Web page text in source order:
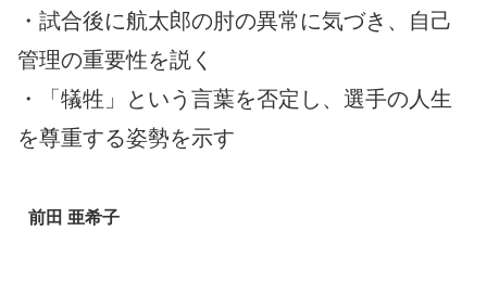
・試合後に航太郎の肘の異常に気づき、自己
管理の重要性を説く
・「犠牲」という言葉を否定し、選手の人生
を尊重する姿勢を示す
前田 亜希子